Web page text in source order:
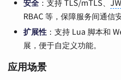
安全 ：支持 TLS/mTLS、
RBAC 等，保障服务间通信安
扩展性 ：支持 Lua 脚本和
展，便于自定义功能。
应用场景